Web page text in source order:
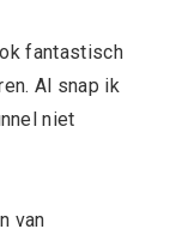
fantastisch
Al snap ik
niet
van